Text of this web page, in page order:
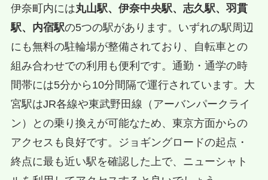
伊奈町内には丸山駅、伊奈中央駅、志久駅、羽貫
駅、内宿駅の5つの駅があります。いずれの駅周辺
にも無料の駐輪場が整備されており、自転車との
組み合わせでの利用も便利です。通勤・通学の時
間帯には5分から10分間隔で運行されています。大
宮駅はJR各線や東武野田線（アーバンパークライ
ン）との乗り換えが可能なため、東京方面からの
アクセスも良好です。ジョギングロードの起点・
終点に最も近い駅を確認した上で、ニューシャト